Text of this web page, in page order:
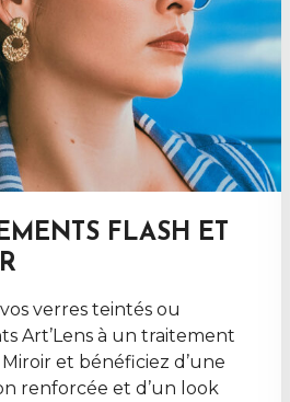
FLASH ET
verres teintés ou
Art’Lens à un traitement
et bénéficiez d’une
renforcée et d’un look